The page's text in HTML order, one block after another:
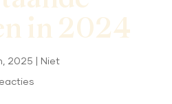
in 2024
2025 | Niet